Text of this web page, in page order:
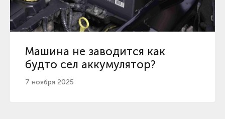
Машина не заводится как
будто сел аккумулятор?
7 ноября 2025